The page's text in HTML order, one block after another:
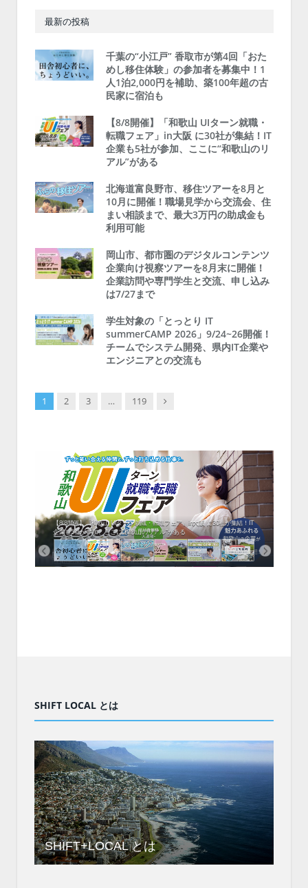
最新の投稿
千葉の“小江戸” 香取市が第4回「おた
めし移住体験」の参加者を募集中！1
人1泊2,000円を補助、築100年超の古
民家に宿泊も
【8/8開催】「和歌山 UIターン就職・
転職フェア」in大阪 に30社が集結！IT
企業も5社が参加、ここに“和歌山のリ
アル”がある
北海道富良野市、移住ツアーを8月と
10月に開催！職場見学から交流会、住
まい相談まで、最大3万円の助成金も
利用可能
岡山市、都市圏のデジタルコンテンツ
企業向け視察ツアーを8月末に開催！
企業訪問や専門学生と交流、申し込み
は7/27まで
学生対象の「とっとり IT
summerCAMP 2026」9/24~26開催！
チームでシステム開発、県内IT企業や
エンジニアとの交流も
1 2 3 … 119 Next
【8/8開催】「和歌山 UIターン就職・転職フェア」in大阪 に30社が集結！IT
企業も5社が参加、ここに“和歌山のリアル”がある
SHIFT LOCAL とは
SHIFT+LOCAL とは